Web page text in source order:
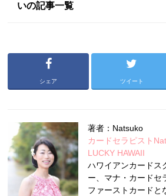
いの記事一覧
シェア ツイート
著者：Natsuko
カードセラピスト
LUCKY HAWAII
ハワイアンカードス
ー、マナ・カードセ
ファーストカードと